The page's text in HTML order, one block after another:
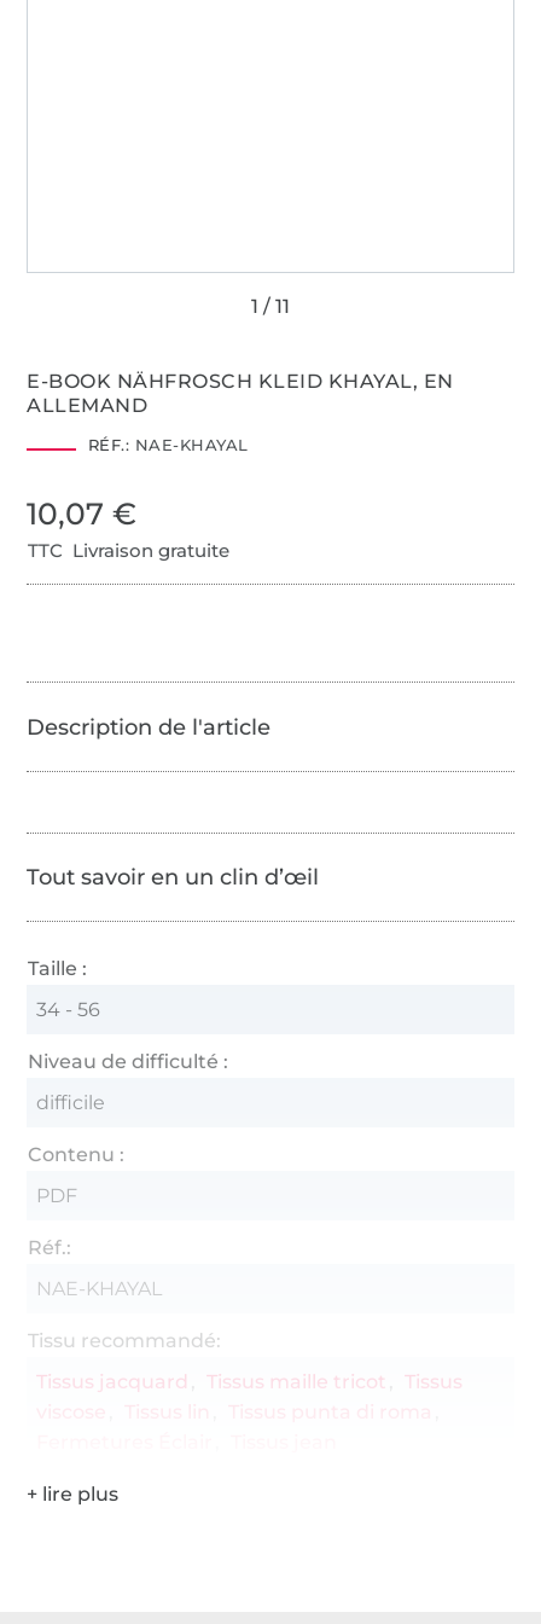
E-BOOK NÄHFROSCH KLEID KHAYAL, EN
ALLEMAND
RÉF.: NAE-KHAYAL
10,07 €
TTC Livraison gratuite
Tout savoir en un clin d’œil
Taille :
34 - 56
Niveau de difficulté :
difficile
Contenu :
PDF
Réf.:
NAE-KHAYAL
Tissu recommandé:
Tissus jacquard
Tissus maille tricot
Tissus